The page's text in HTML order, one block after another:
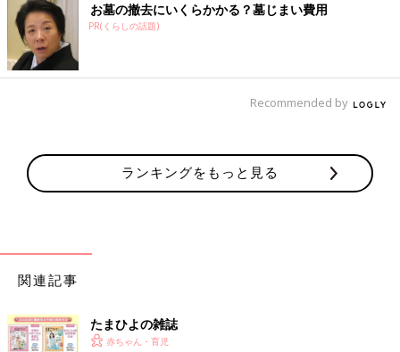
お墓の撤去にいくらかかる？墓じまい費用
PR(くらしの話題)
Recommended by
ランキングをもっと見る
関連記事
たまひよの雑誌
赤ちゃん・育児